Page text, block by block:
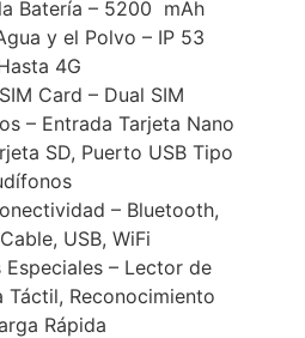
Batería – 5200 mAh
y el Polvo – IP 53
4G
Card – Dual SIM
– Entrada Tarjeta Nano
SD, Puerto USB Tipo
– Bluetooth,
USB, WiFi
– Lector de
Táctil, Reconocimiento
Rápida